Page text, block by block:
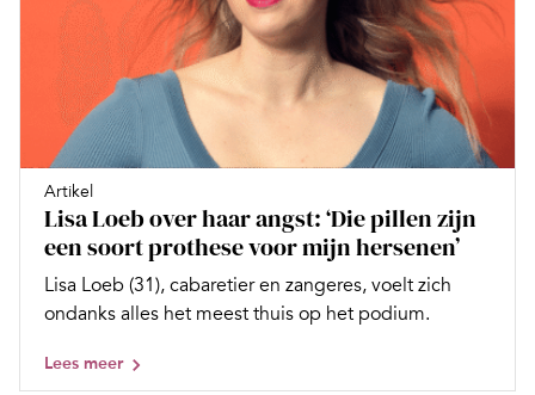
Artikel
Lisa Loeb over haar angst: ‘Die pillen zijn
een soort prothese voor mijn hersenen’
Lisa Loeb (31), cabaretier en zangeres, voelt zich
ondanks alles het meest thuis op het podium.
Lees meer